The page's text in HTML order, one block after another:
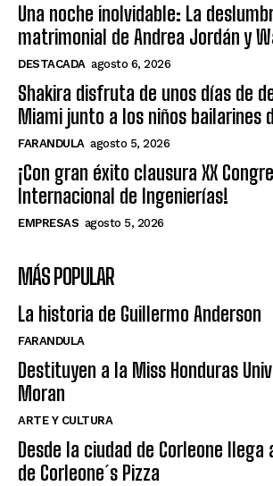
Una noche inolvidable: La
matrimonial de Andrea Jordán y
DESTACADA agosto 6, 2026
Shakira disfruta de unos días de
Miami junto a los niños bailarines
FARANDULA agosto 5, 2026
¡Con gran éxito clausura XX
Internacional de Ingenierías!
EMPRESAS agosto 5, 2026
MÁS POPULAR
La historia de Guillermo Anderson
FARANDULA
Destituyen a la Miss Honduras
Moran
ARTE Y CULTURA
Desde la ciudad de Corleone llega
de Corleone´s Pizza